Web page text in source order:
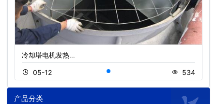
冷却塔电机发热…
05-12 534
产品分类